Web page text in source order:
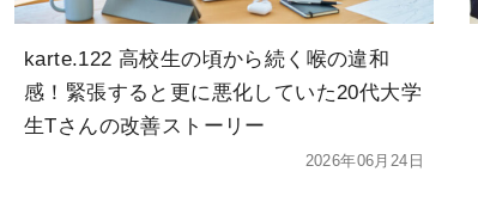
karte.122 高校生の頃から続く喉の違和
感！緊張すると更に悪化していた20代大学
生Tさんの改善ストーリー
2026年06月24日